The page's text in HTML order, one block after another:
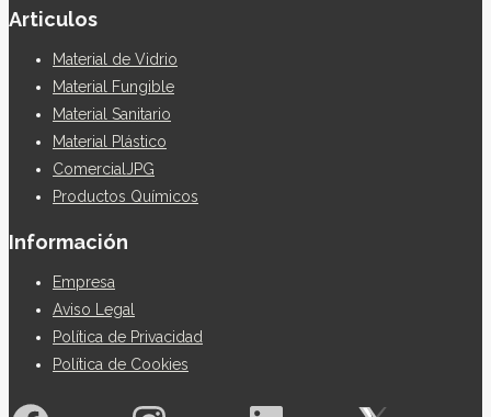
Articulos
Material de Vidrio
Material Fungible
Material Sanitario
Material Plástico
ComercialJPG
Productos Químicos
Información
Empresa
Aviso Legal
Política de Privacidad
Política de Cookies